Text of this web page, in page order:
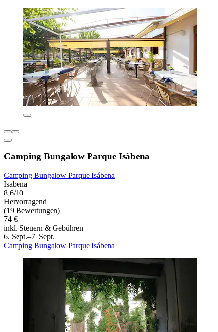
Camping Bungalow Parque Isábena
Camping Bungalow Parque Isábena
Isabena
8,6/10
Hervorragend
(19 Bewertungen)
74 €
inkl. Steuern & Gebühren
6. Sept.–7. Sept.
Camping Bungalow Parque Isábena